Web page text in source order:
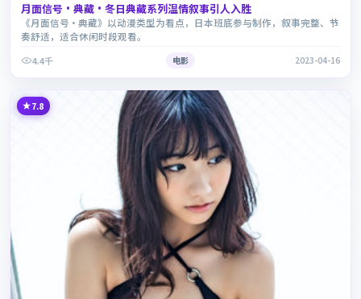
月面信号·典藏·冬日典藏系列温情叙事引人入胜
《月面信号·典藏》以动漫类型为看点，日本班底参与制作，叙事完整、节
奏舒适，适合休闲时段观看。
4.4千
电影 2023-04-16
7.8